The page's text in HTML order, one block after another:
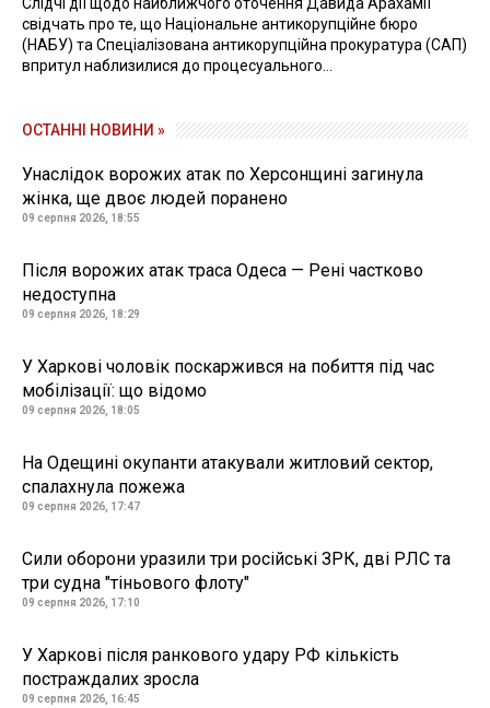
свідчать про те, що Національне антикорупційне бюро
(НАБУ) та Спеціалізована антикорупційна прокуратура (САП)
впритул наблизилися до процесуального...
ОСТАННІ НОВИНИ »
Унаслідок ворожих атак по Херсонщині загинула
жінка, ще двоє людей поранено
09 серпня 2026, 18:55
Після ворожих атак траса Одеса — Рені частково
недоступна
09 серпня 2026, 18:29
У Харкові чоловік поскаржився на побиття під час
мобілізації: що відомо
09 серпня 2026, 18:05
На Одещині окупанти атакували житловий сектор,
спалахнула пожежа
09 серпня 2026, 17:47
Сили оборони уразили три російські ЗРК, дві РЛС та
три судна "тіньового флоту"
09 серпня 2026, 17:10
У Харкові після ранкового удару РФ кількість
постраждалих зросла
09 серпня 2026, 16:45